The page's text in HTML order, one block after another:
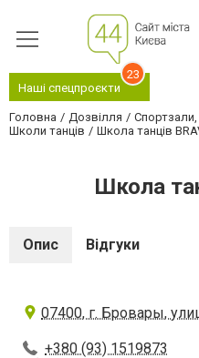
Наші спецпроєкти
23
Головна Дозвілля
Спортзали,
Школи танців
Школа танців
Школа
Опис Відгуки
07400, г. Бровары,
+380 (93) 1519873